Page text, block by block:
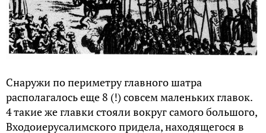
Снаружи по периметру главного шатра
располагалось еще 8 (!) совсем маленьких главок.
4 такие же главки стояли вокруг самого большого,
Входоиерусалимского придела, находящегося в